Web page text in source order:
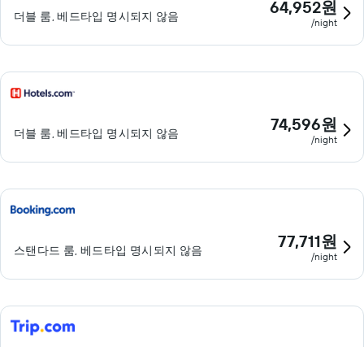
더블 룸, 베드타입 명시되지 않음 64,952원
/night
더블 룸, 베드타입 명시되지 않음 74,596원
/night
스탠다드 룸, 베드타입 명시되지 않음 77,711원
/night